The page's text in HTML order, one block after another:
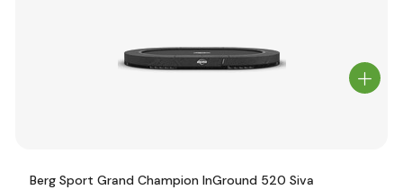
Berg Sport Grand Champion InGround 520 Siva